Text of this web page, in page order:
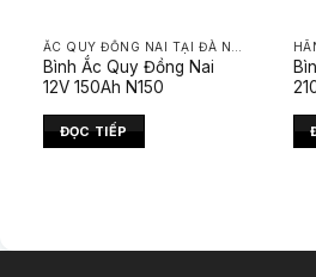
ẮC QUY ĐỒNG NAI TẠI ĐÀ NẴNG
Bình Ắc Quy Đồng Nai
12V 150Ah N150
ĐỌC TIẾP